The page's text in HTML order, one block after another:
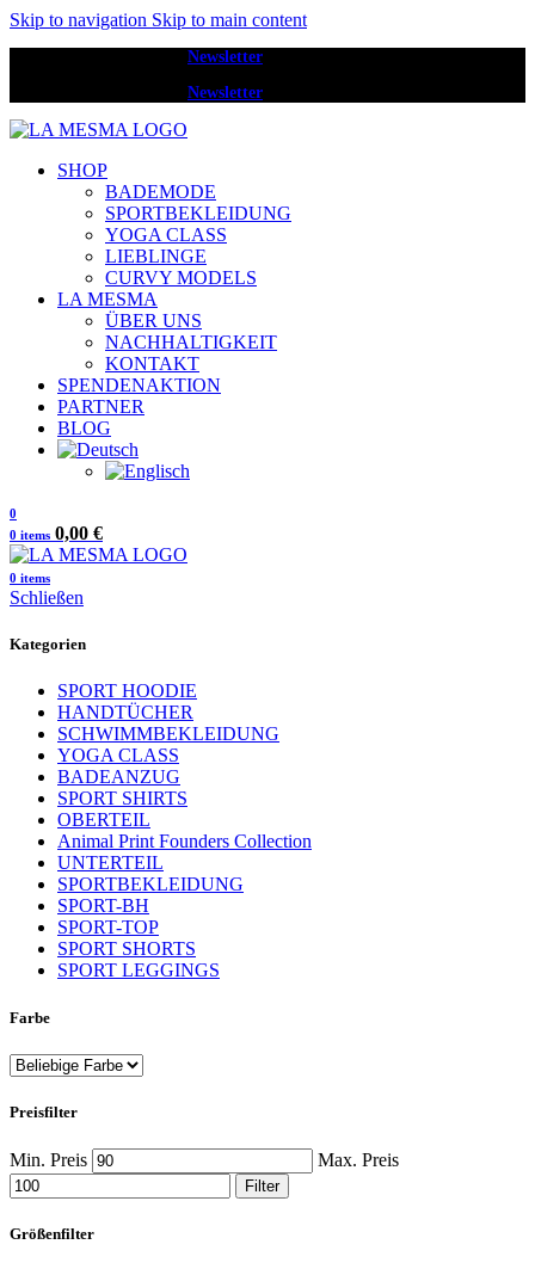
Skip to navigation Skip to main content
Newsletter
Newsletter
SHOP
BADEMODE
SPORTBEKLEIDUNG
YOGA CLASS
LIEBLINGE
CURVY MODELS
LA MESMA
ÜBER UNS
NACHHALTIGKEIT
KONTAKT
SPENDENAKTION
PARTNER
BLOG
0
0 items 0,00 €
0 items
Schließen
Kategorien
SPORT HOODIE
HANDTÜCHER
SCHWIMMBEKLEIDUNG
YOGA CLASS
BADEANZUG
SPORT SHIRTS
OBERTEIL
Animal Print Founders Collection
UNTERTEIL
SPORTBEKLEIDUNG
SPORT-BH
SPORT-TOP
SPORT SHORTS
SPORT LEGGINGS
Farbe
Preisfilter
Min. Preis Max. Preis
Filter
Größenfilter